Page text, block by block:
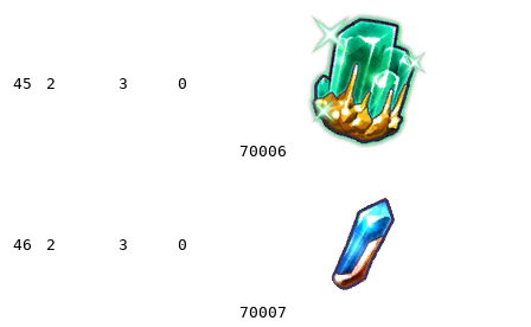
45 2 3 0
70006
46 2 3 0
70007